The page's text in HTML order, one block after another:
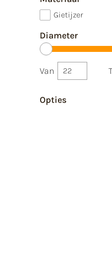
Gietijzer
Diameter
Van
Opties